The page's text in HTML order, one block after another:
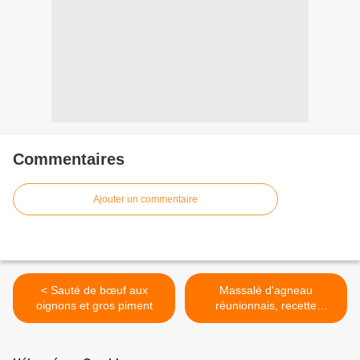
Commentaires
Ajouter un commentaire
< Sauté de bœuf aux
oignons et gros piment
Massalé d'agneau
réunionnais, recette
traditionnelle >